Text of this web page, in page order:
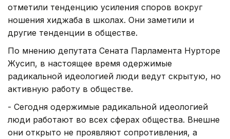
отметили тенденцию усиления споров вокруг
ношения хиджаба в школах. Они заметили и
другие тенденции в обществе.
По мнению депутата Сената Парламента Нурторе
Жусип, в настоящее время одержимые
радикальной идеологией люди ведут скрытую, но
активную работу в обществе.
- Сегодня одержимые радикальной идеологией
люди работают во всех сферах общества. Внешне
они открыто не проявляют сопротивления, а